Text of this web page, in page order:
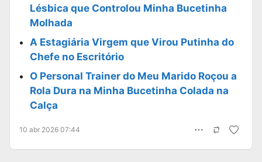
Lésbica que Controlou Minha Bucetinha
Molhada
A Estagiária Virgem que Virou Putinha do
Chefe no Escritório
O Personal Trainer do Meu Marido Roçou a
Rola Dura na Minha Bucetinha Colada na
Calça
10 abr 2026 07:44